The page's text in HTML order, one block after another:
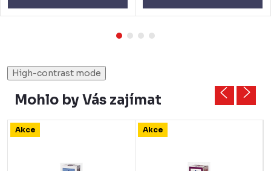
High-contrast mode
Mohlo by Vás zajímat
Akce Akce